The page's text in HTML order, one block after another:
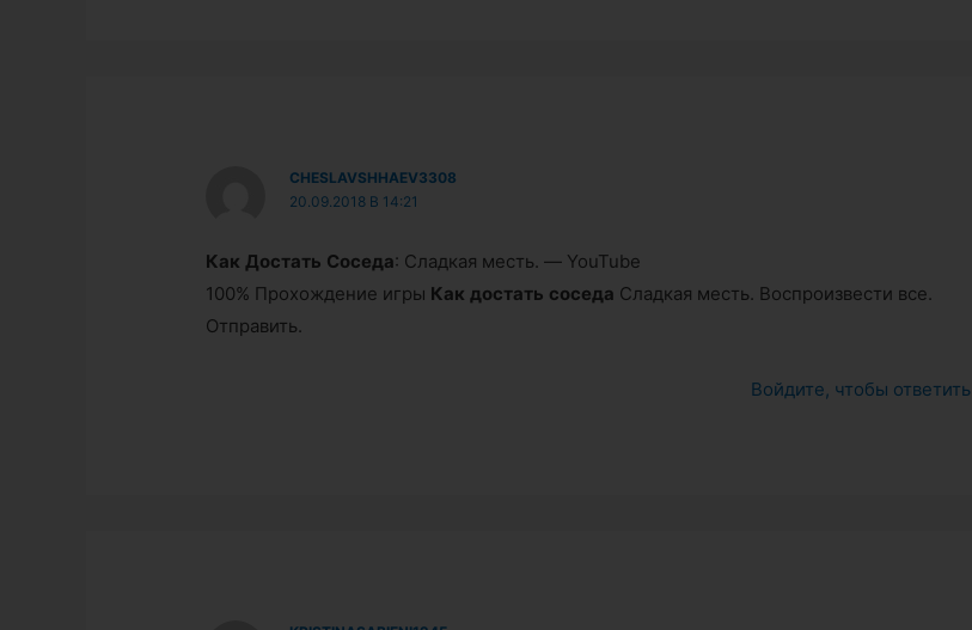
CHESLAVSHHAEV3308
20.09.2018 В 14:21
Как Достать Соседа: Сладкая месть. — YouTube
100% Прохождение игры Как достать соседа Сладкая месть. Воспроизвести все.
Отправить.
Войдите, чтобы ответить